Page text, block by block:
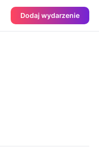
Dodaj wydarzenie